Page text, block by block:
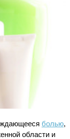
болью,
области и